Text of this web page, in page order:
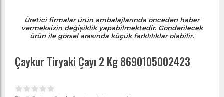
Üretici firmalar ürün ambalajlarında önceden haber
vermeksizin değişiklik yapabilmektedir. Gönderilecek
ürün ile görsel arasında küçük farklılıklar olabilir.
Çaykur Tiryaki Çayı 2 Kg 8690105002423